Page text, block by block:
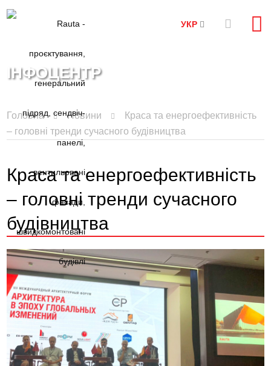
УКР
ІНФОЦЕНТР
Головна Новини
Краса та енергоефективність
– головні тренди сучасного будівництва
Краса та енергоефективність
– головні тренди сучасного
будівництва